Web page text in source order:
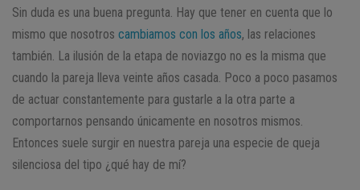
Sin duda es una buena pregunta. Hay que tener en cuenta que lo
mismo que nosotros cambiamos con los años, las relaciones
también. La ilusión de la etapa de noviazgo no es la misma que
cuando la pareja lleva veinte años casada. Poco a poco pasamos
de actuar constantemente para gustarle a la otra parte a
comportarnos pensando únicamente en nosotros mismos.
Entonces suele surgir en nuestra pareja una especie de queja
silenciosa del tipo ¿qué hay de mí?